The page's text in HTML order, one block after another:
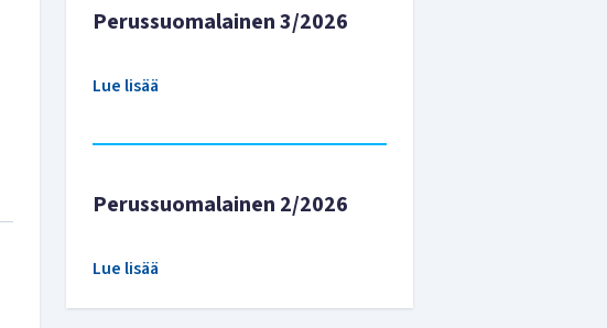
Perussuomalainen 3/2026
Lue lisää
Perussuomalainen 2/2026
Lue lisää